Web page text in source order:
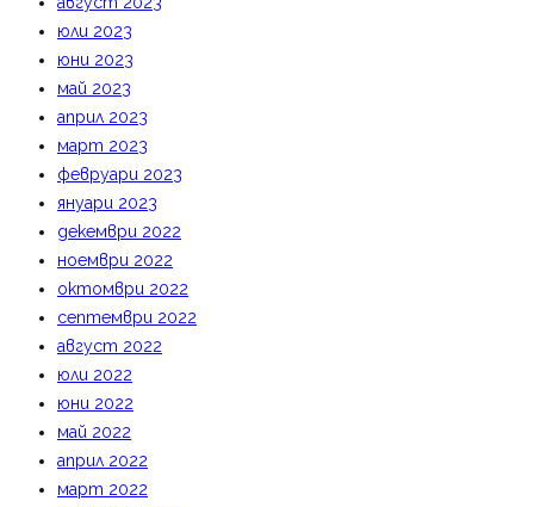
юли 2023
юни 2023
май 2023
април 2023
март 2023
февруари 2023
януари 2023
декември 2022
ноември 2022
октомври 2022
септември 2022
август 2022
юли 2022
юни 2022
май 2022
април 2022
март 2022